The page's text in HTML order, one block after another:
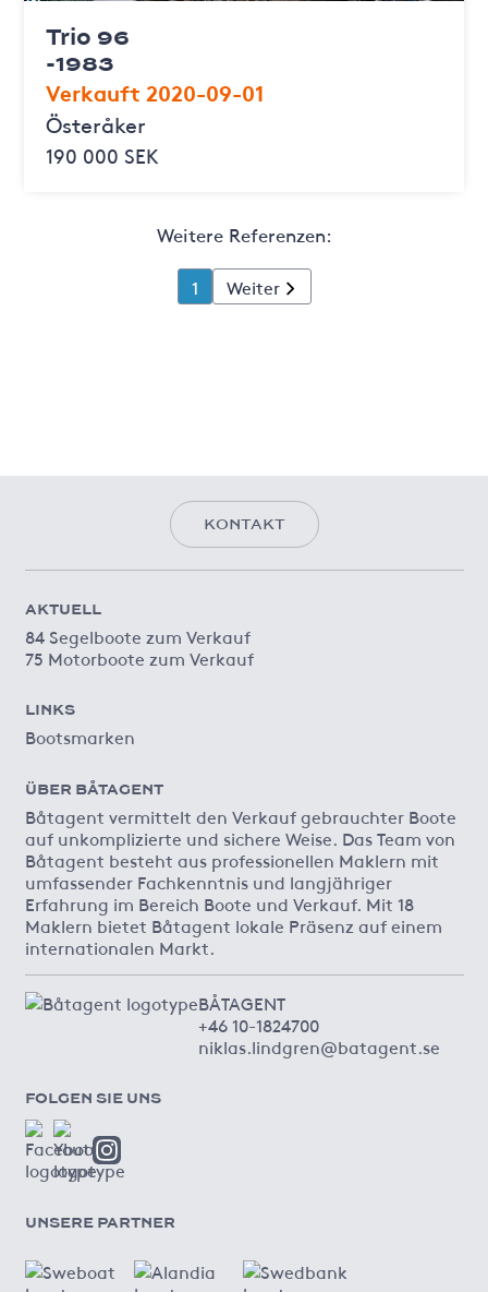
Trio 96
-1983
Verkauft 2020-09-01
Österåker
190 000 SEK
Weitere Referenzen:
1 Weiter
KONTAKT
AKTUELL
84 Segelboote zum Verkauf
75 Motorboote zum Verkauf
LINKS
Bootsmarken
ÜBER BÅTAGENT
Båtagent vermittelt den Verkauf gebrauchter Boote
auf unkomplizierte und sichere Weise. Das Team von
Båtagent besteht aus professionellen Maklern mit
umfassender Fachkenntnis und langjähriger
Erfahrung im Bereich Boote und Verkauf. Mit 18
Maklern bietet Båtagent lokale Präsenz auf einem
internationalen Markt.
BÅTAGENT
+46 10-1824700
niklas.lindgren@batagent.se
FOLGEN SIE UNS
UNSERE PARTNER